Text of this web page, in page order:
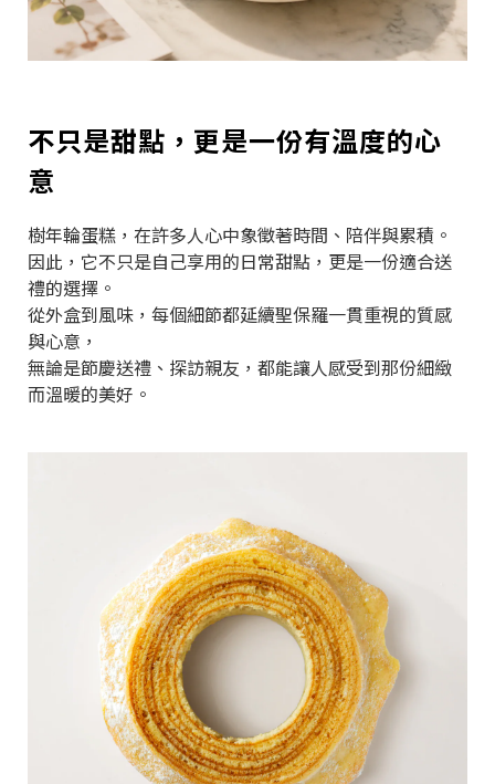
不只是甜點，更是一份有溫度的心
意
樹年輪蛋糕，在許多人心中象徵著時間、陪伴與累積。
因此，它不只是自己享用的日常甜點，更是一份適合送
禮的選擇。
從外盒到風味，每個細節都延續聖保羅一貫重視的質感
與心意，
無論是節慶送禮、探訪親友，都能讓人感受到那份細緻
而溫暖的美好。